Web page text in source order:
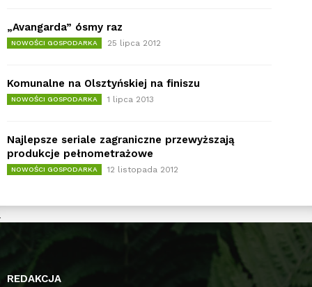
„Avangarda” ósmy raz
NOWOŚCI GOSPODARKA 25 lipca 2012
Komunalne na Olsztyńskiej na finiszu
NOWOŚCI GOSPODARKA 1 lipca 2013
Najlepsze seriale zagraniczne przewyższają
produkcje pełnometrażowe
NOWOŚCI GOSPODARKA 12 listopada 2012
REDAKCJA